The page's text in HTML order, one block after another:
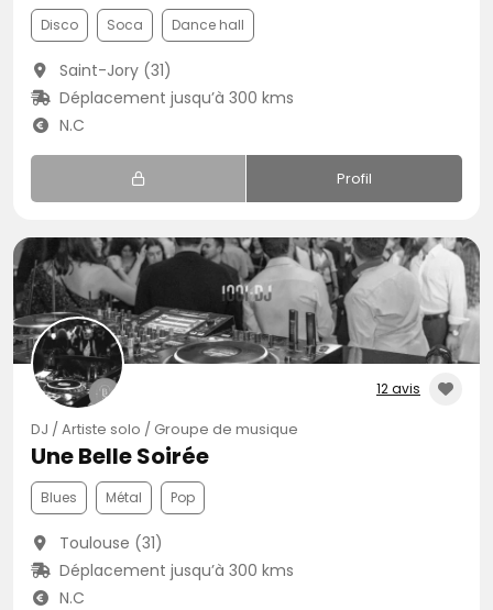
Disco Soca Dance hall
Saint-Jory (31)
Déplacement jusqu’à 300 kms
N.C
Profil
12 avis
DJ / Artiste solo / Groupe de musique
Une Belle Soirée
Blues Métal Pop
Toulouse (31)
Déplacement jusqu’à 300 kms
N.C